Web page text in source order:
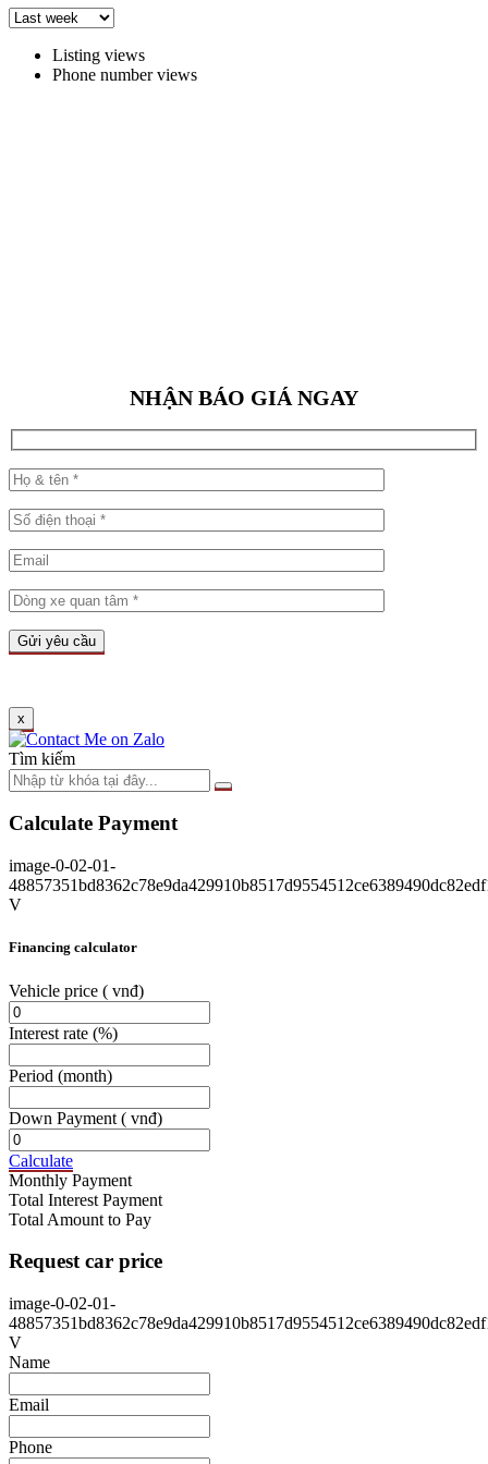
Listing views
Phone number views
NHẬN BÁO GIÁ NGAY
x
Tìm kiếm
Calculate Payment
image-0-02-01-
V
Financing calculator
Vehicle price ( vnđ)
Interest rate (%)
Period (month)
Down Payment ( vnđ)
Calculate
Monthly Payment
Total Interest Payment
Total Amount to Pay
Request car price
image-0-02-01-
V
Name
Email
Phone